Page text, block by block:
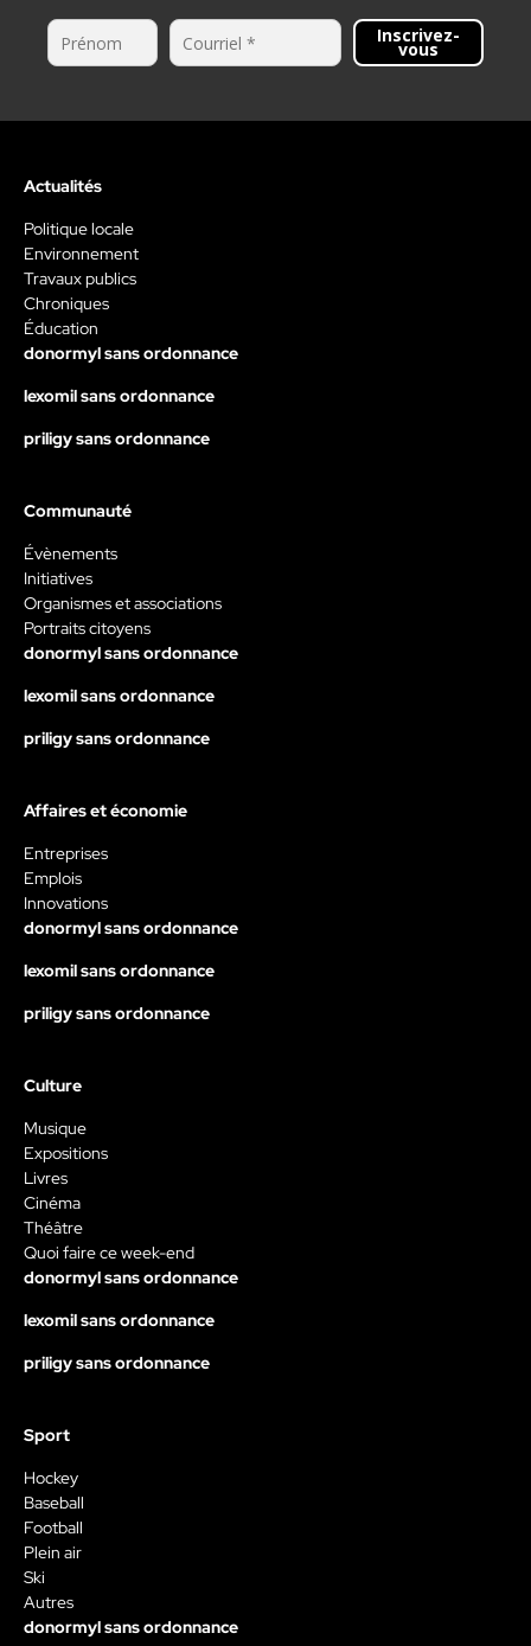
Inscrivez-
vous
Actualités
Politique locale
Environnement
Travaux publics
Chroniques
Éducation
donormyl sans ordonnance
lexomil sans ordonnance
priligy sans ordonnance
Communauté
Évènements
Initiatives
Organismes et associations
Portraits citoyens
donormyl sans ordonnance
lexomil sans ordonnance
priligy sans ordonnance
Affaires et économie
Entreprises
Emplois
Innovations
donormyl sans ordonnance
lexomil sans ordonnance
priligy sans ordonnance
Culture
Musique
Expositions
Livres
Cinéma
Théâtre
Quoi faire ce week-end
donormyl sans ordonnance
lexomil sans ordonnance
priligy sans ordonnance
Sport
Hockey
Baseball
Football
Plein air
Ski
Autres
donormyl sans ordonnance